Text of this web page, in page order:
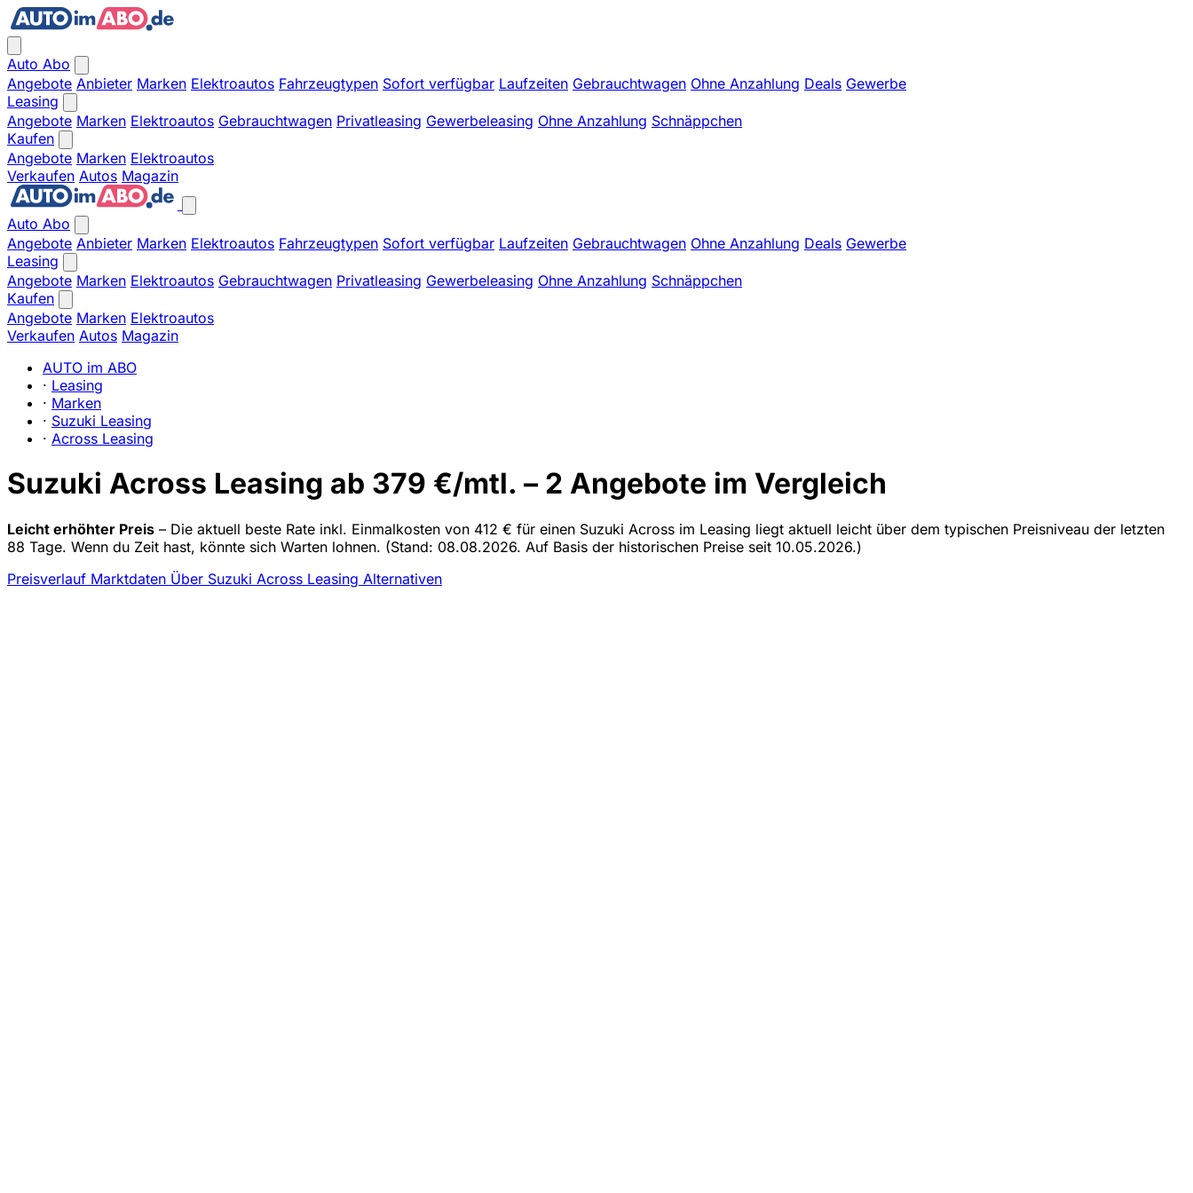
Auto Abo
Angebote Anbieter Marken Elektroautos Fahrzeugtypen Sofort verfügbar Laufzeiten Gebrauchtwagen Ohne Anzahlung Deals Gewerbe
Leasing
Angebote Marken Elektroautos Gebrauchtwagen Privatleasing Gewerbeleasing Ohne Anzahlung Schnäppchen
Kaufen
Angebote Marken Elektroautos
Verkaufen Autos Magazin
Auto Abo
Angebote Anbieter Marken Elektroautos Fahrzeugtypen Sofort verfügbar Laufzeiten Gebrauchtwagen Ohne Anzahlung Deals Gewerbe
Leasing
Angebote Marken Elektroautos Gebrauchtwagen Privatleasing Gewerbeleasing Ohne Anzahlung Schnäppchen
Kaufen
Angebote Marken Elektroautos
Verkaufen Autos Magazin
AUTO im ABO
· Leasing
· Marken
· Suzuki Leasing
· Across Leasing
Suzuki Across Leasing ab 379 €/mtl. – 2 Angebote im Vergleich
Leicht erhöhter Preis – Die aktuell beste Rate inkl. Einmalkosten von 412 € für einen Suzuki Across im Leasing liegt aktuell leicht über dem typischen Preisniveau der letzten
88 Tage. Wenn du Zeit hast, könnte sich Warten lohnen. (Stand: 08.08.2026. Auf Basis der historischen Preise seit 10.05.2026.)
Preisverlauf Marktdaten Über Suzuki Across Leasing Alternativen